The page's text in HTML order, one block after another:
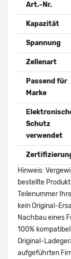
Art.-Nr.
Kapazität
Spannung
Zellenart
Passend für
Marke
Schutz
verwendet
Hinweis:
bestellte
Teilenummer
kein Original-
Nachbau eines
100%
Original-
aufgeführten